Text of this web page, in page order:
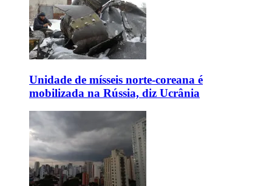
Unidade de mísseis norte-coreana é
mobilizada na Rússia, diz Ucrânia